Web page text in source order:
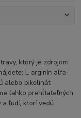
ktorý je zdrojom
L-arginín alfa-
alebo pikolinát
ľahko prehĺtateľných
ľudí, ktorí vedú